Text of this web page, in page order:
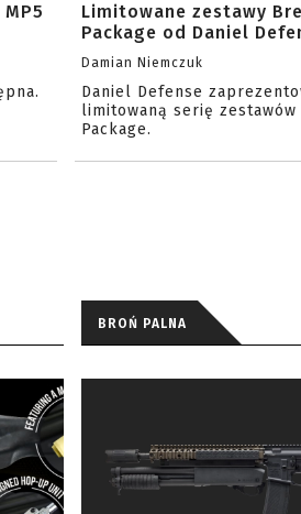
Limitowane zestawy
Package od Daniel
Damian Niemczuk
Daniel Defense
limitowaną serię zestawów
Package.
BROŃ PALNA